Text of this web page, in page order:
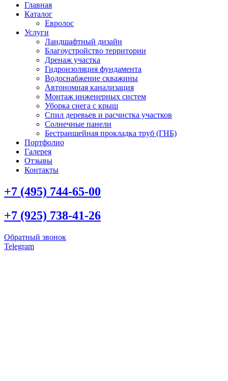
Главная
Каталог
Евролос
Услуги
Ландшафтный дизайн
Благоустройство территории
Дренаж участка
Гидроизоляция фундамента
Водоснабжение скважины
Автономная канализация
Монтаж инженерных систем
Уборка снега с крыш
Спил деревьев и расчистка участков
Солнечные панели
Бестраншейная прокладка труб (ГНБ)
Портфолио
Галерея
Отзывы
Контакты
+7 (495) 744-65-00
+7 (925) 738-41-26
Обратный звонок
Telegram